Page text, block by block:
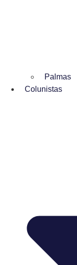
Palmas
Colunistas